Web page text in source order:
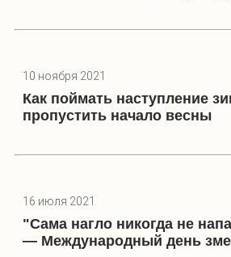
10 ноября 2021
Как поймать наступление
пропустить начало весны
16 июля 2021
"Сама нагло никогда не
— Международный день